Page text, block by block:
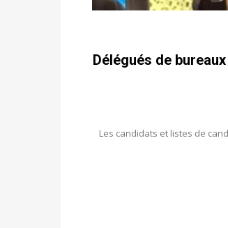
Délégués de
Les candidats et listes de